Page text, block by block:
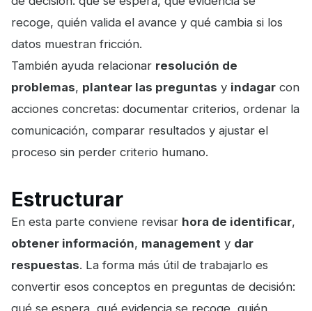
recoge, quién valida el avance y qué cambia si los
datos muestran fricción.
También ayuda relacionar resolución de
problemas, plantear las preguntas y indagar con
acciones concretas: documentar criterios, ordenar la
comunicación, comparar resultados y ajustar el
proceso sin perder criterio humano.
Estructurar
En esta parte conviene revisar hora de identificar,
obtener información, management y dar
respuestas. La forma más útil de trabajarlo es
convertir esos conceptos en preguntas de decisión: